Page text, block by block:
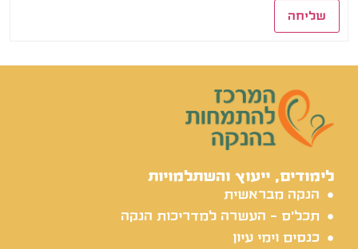
שליחה
לימודים, ייעוץ והשתלמויות
הנקה מבראשית
תכל'ס - העשרה למדריכות הנקה
כנסים וימי עיון